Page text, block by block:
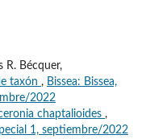
R. Bécquer,
taxón , Bissea: Bissea,
2022
chaptalioides ,
1, septiembre/2022